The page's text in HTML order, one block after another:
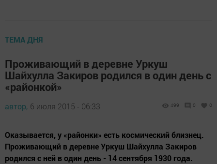
ТЕМА ДНЯ
Проживающий в деревне Уркуш
Шайхулла Закиров родился в один день с
«районкой»
автор, 6 июля 2015 - 06:33 499 0 0
Оказывается, у «районки» есть космический близнец.
Проживающий в деревне Уркуш Шайхулла Закиров
родился с ней в один день - 14 сентября 1930 года.